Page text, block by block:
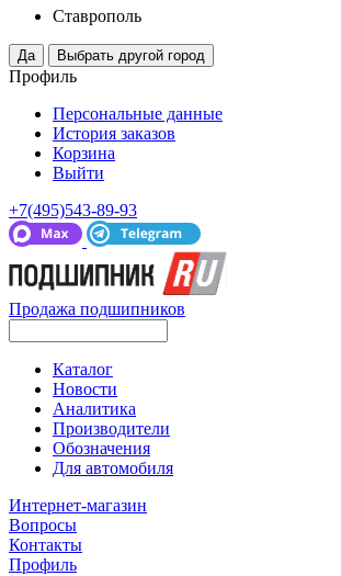
Ставрополь
Профиль
Персональные данные
История заказов
Корзина
Выйти
+7(495)543-89-93
Продажа подшипников
Каталог
Новости
Аналитика
Производители
Обозначения
Для автомобиля
Интернет-магазин
Вопросы
Контакты
Профиль